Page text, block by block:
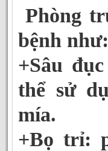
Phòng
bệnh như:
+Sâu
thể sử
mía.
+Bọ trỉ: